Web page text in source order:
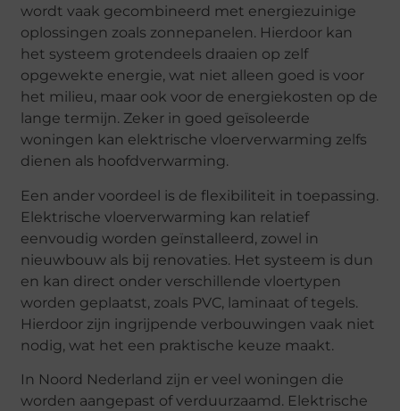
wordt vaak gecombineerd met energiezuinige
oplossingen zoals zonnepanelen. Hierdoor kan
het systeem grotendeels draaien op zelf
opgewekte energie, wat niet alleen goed is voor
het milieu, maar ook voor de energiekosten op de
lange termijn. Zeker in goed geïsoleerde
woningen kan elektrische vloerverwarming zelfs
dienen als hoofdverwarming.
Een ander voordeel is de flexibiliteit in toepassing.
Elektrische vloerverwarming kan relatief
eenvoudig worden geïnstalleerd, zowel in
nieuwbouw als bij renovaties. Het systeem is dun
en kan direct onder verschillende vloertypen
worden geplaatst, zoals PVC, laminaat of tegels.
Hierdoor zijn ingrijpende verbouwingen vaak niet
nodig, wat het een praktische keuze maakt.
In Noord Nederland zijn er veel woningen die
worden aangepast of verduurzaamd. Elektrische